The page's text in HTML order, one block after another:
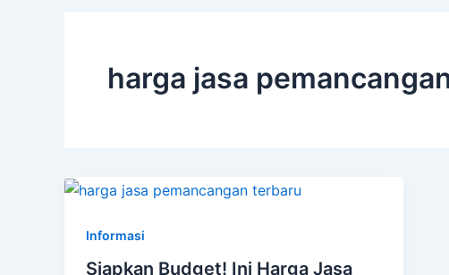
harga jasa
Informasi
Siapkan Budget! Ini Harga Jasa